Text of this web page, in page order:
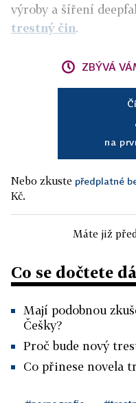
výroby a šíření
trestný čin.
ZBÝVÁ
na
Nebo zkuste předplatné
Kč.
Máte již
Co se dočtete
Mají podobnou
Češky?
Proč bude nový
Co přinese novela